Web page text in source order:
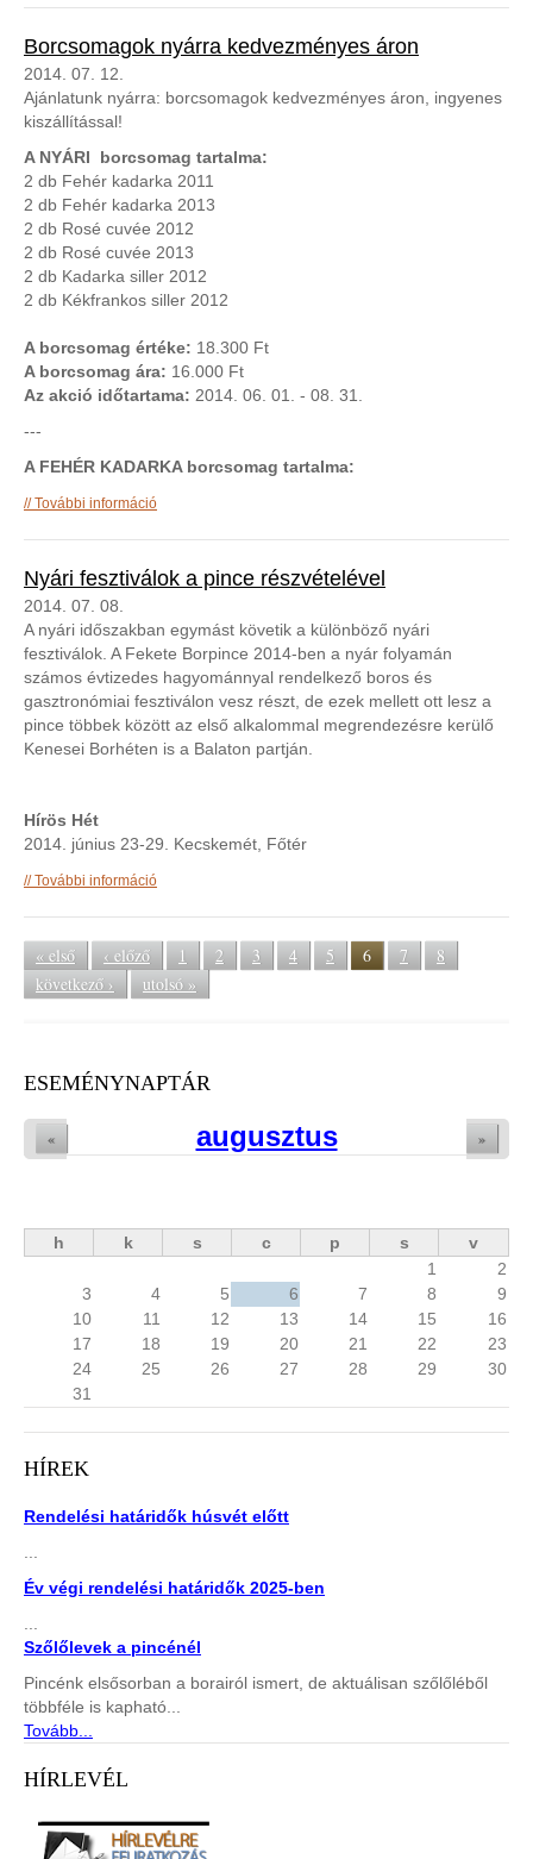
Borcsomagok nyárra kedvezményes áron
2014. 07. 12.
Ajánlatunk nyárra: borcsomagok kedvezményes áron, ingyenes
kiszállítással!
A NYÁRI borcsomag tartalma:
2 db Fehér kadarka 2011
2 db Fehér kadarka 2013
2 db Rosé cuvée 2012
2 db Rosé cuvée 2013
2 db Kadarka siller 2012
2 db Kékfrankos siller 2012
A borcsomag értéke: 18.300 Ft
A borcsomag ára: 16.000 Ft
Az akció időtartama: 2014. 06. 01. - 08. 31.
---
A FEHÉR KADARKA borcsomag tartalma:
További információ
Nyári fesztiválok a pince részvételével
2014. 07. 08.
A nyári időszakban egymást követik a különböző nyári
fesztiválok. A Fekete Borpince 2014-ben a nyár folyamán
számos évtizedes hagyománnyal rendelkező boros és
gasztronómiai fesztiválon vesz részt, de ezek mellett ott lesz a
pince többek között az első alkalommal megrendezésre kerülő
Kenesei Borhéten is a Balaton partján.
Hírös Hét
2014. június 23-29. Kecskemét, Főtér
További információ
« első ‹ előző 1 2 3 4 5 6 7
8
következő ›
utolsó »
ESEMÉNYNAPTÁR
augusztus
« »
h k s c p s
v
1
2
3
4 5 6 7 8
9
10
11 12 13 14 15
16
17
18 19 20 21 22
23
24
25 26 27 28 29
30
31
HÍREK
Rendelési határidők húsvét előtt
Év végi rendelési határidők 2025-ben
Szőlőlevek a pincénél
Pincénk elsősorban a borairól ismert, de aktuálisan szőlőléből
többféle is kapható...
Tovább...
HÍRLEVÉL